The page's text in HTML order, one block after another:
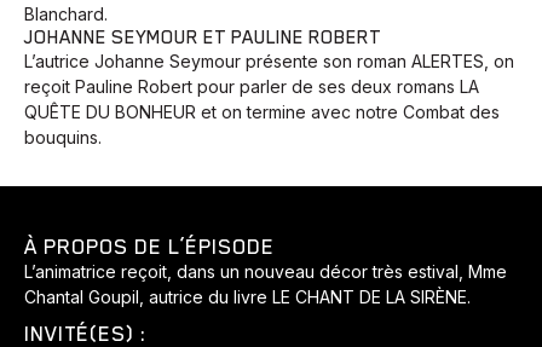
Blanchard.
JOHANNE SEYMOUR ET PAULINE ROBERT
L’autrice Johanne Seymour présente son roman ALERTES, on
reçoit Pauline Robert pour parler de ses deux romans LA
QUÊTE DU BONHEUR et on termine avec notre Combat des
bouquins.
À PROPOS DE L’ÉPISODE
L’animatrice reçoit, dans un nouveau décor très estival, Mme
Chantal Goupil, autrice du livre LE CHANT DE LA SIRÈNE.
INVITÉ(ES) :